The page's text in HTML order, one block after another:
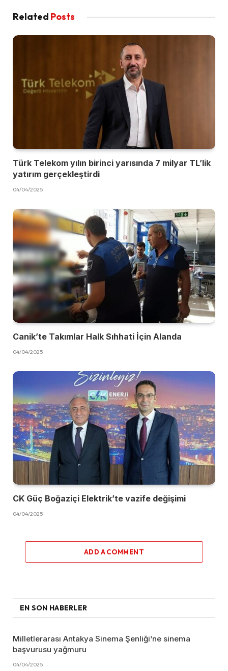
Related Posts
Türk Telekom yılın birinci yarısında 7 milyar TL’lik
yatırım gerçekleştirdi
04/04/2025
Canik’te Takımlar Halk Sıhhati İçin Alanda
04/04/2025
CK Güç Boğaziçi Elektrik’te vazife değişimi
04/04/2025
ADD A COMMENT
EN SON HABERLER
Milletlerarası Antakya Sinema Şenliği’ne sinema
başvurusu yağmuru
04/04/2025